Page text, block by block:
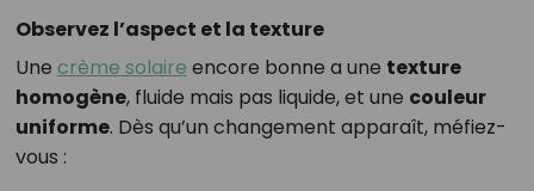
Observez l’aspect et la texture
Une crème solaire encore bonne a une texture
homogène, fluide mais pas liquide, et une couleur
uniforme. Dès qu’un changement apparaît, méfiez-
vous :